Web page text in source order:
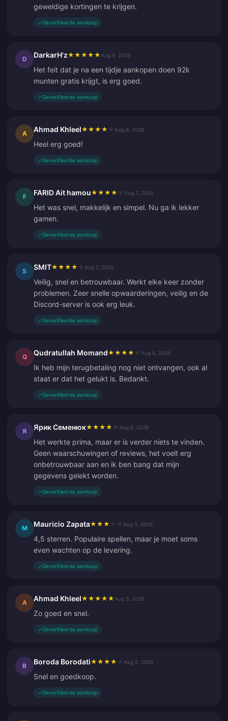
geweldige kortingen te krijgen.
✓Geverifieerde aankoop
D DarkarH'z★ ★ ★ ★ ★ Aug 8, 2026
Het feit dat je na een tijdje aankopen doen 92k
munten gratis krijgt, is erg goed.
✓Geverifieerde aankoop
A Ahmad Khleel★ ★ ★ ★ Aug 8, 2026
Heel erg goed!
✓Geverifieerde aankoop
F FARID Ait hamou★ ★ ★ ★ Aug 7, 2026
Het was snel, makkelijk en simpel. Nu ga ik lekker
gamen.
✓Geverifieerde aankoop
S SMIT★ ★ ★ ★ Aug 7, 2026
Veilig, snel en betrouwbaar. Werkt elke keer zonder
problemen. Zeer snelle opwaarderingen, veilig en de
Discord-server is ook erg leuk.
✓Geverifieerde aankoop
Q Qudratullah Momand★ ★ ★ ★ Aug 6, 2026
Ik heb mijn terugbetaling nog niet ontvangen, ook al
staat er dat het gelukt is. Bedankt.
✓Geverifieerde aankoop
Я Ярик Семенюк★ ★ ★ ★ Aug 6, 2026
Het werkte prima, maar er is verder niets te vinden.
Geen waarschuwingen of reviews, het voelt erg
onbetrouwbaar aan en ik ben bang dat mijn
gegevens gelekt worden.
✓Geverifieerde aankoop
M Mauricio Zapata★ ★ ★ Aug 5, 2026
4,5 sterren. Populaire spellen, maar je moet soms
even wachten op de levering.
✓Geverifieerde aankoop
A Ahmad Khleel★ ★ ★ ★ ★ Aug 5, 2026
Zo goed en snel.
✓Geverifieerde aankoop
B Boroda Borodati★ ★ ★ ★ Aug 5, 2026
Snel en goedkoop.
✓Geverifieerde aankoop